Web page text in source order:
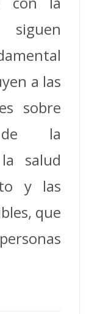
siguen
a las
sobre
de la
salud
y las
que